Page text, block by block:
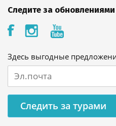
Следите за обновлениями
Здесь выгодные
Следить за турами